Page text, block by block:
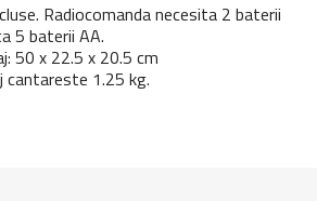
Radiocomanda necesita 2 baterii
5 baterii AA.
50 x 22.5 x 20.5 cm
cantareste 1.25 kg.